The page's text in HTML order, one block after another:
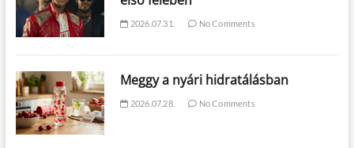
2026.07.31. No Comments
Meggy a nyári hidratálásban
2026.07.28. No Comments